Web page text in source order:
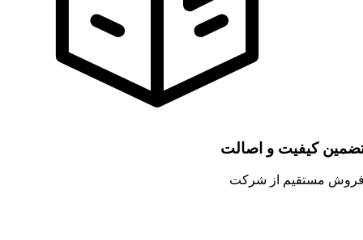
کیفیت و اصالت
مستقیم از شرکت